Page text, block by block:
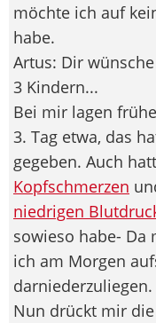
möchte ich auf
habe.
Artus: Dir
3 Kindern...
Bei mir lagen
3. Tag etwa, das
gegeben. Auch
Kopfschmerzen
niedrigen
sowieso habe- Da
ich am Morgen
darniederzuliegen.
Nun drückt mir